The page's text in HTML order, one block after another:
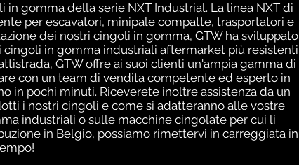
gomma della serie NXT Industrial. La linea NXT di
per escavatori, minipale compatte, trasportatori e
dei nostri cingoli in gomma, GTW ha sviluppato
in gomma industriali aftermarket più resistenti
GTW offre ai suoi clienti un'ampia gamma di
con un team di vendita competente ed esperto in
in pochi minuti. Riceverete inoltre assistenza da un
i nostri cingoli e come si adatteranno alle vostre
industriali o sulle macchine cingolate per cui li
in Belgio, possiamo rimettervi in ​​carreggiata in